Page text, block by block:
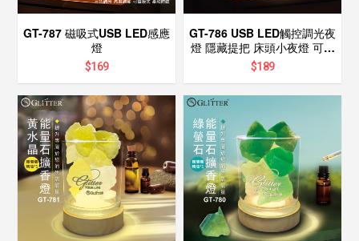
GT-787 磁吸式USB LED感應
燈
$169
GT-786 USB LED觸控調光夜
燈 隱藏提把 床頭小夜燈 可調
亮度 哺乳燈 樓梯燈 戶外露營
燈 手提燈
$189